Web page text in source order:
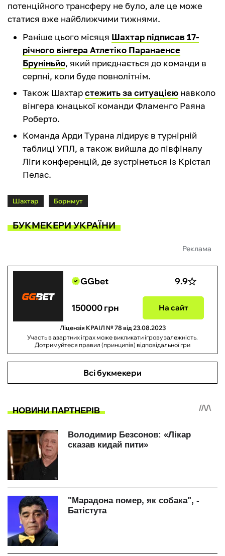
потенційного трансферу не було, але це може
статися вже найближчими тижнями.
Раніше цього місяця Шахтар підписав 17-
річного вінгера Атлетіко Паранаенсе
Бруніньйо, який приєднається до команди в
серпні, коли буде повнолітнім.
Також Шахтарстежить за ситуацією навколо
вінгера юнацької команди Фламенго Раяна
Роберто.
Команда Арди Турана лідирує в турнірній
таблиці УПЛ, а також вийшла до півфіналу
Ліги конференцій, де зустрінеться із Крістал
Пелас.
Шахтар Борнмут
БУКМЕКЕРИ УКРАЇНИ
Реклама
GGbet 9.9
150000 грн На сайт
Ліцензія КРАІЛ № 78 від 23.08.2023
Участь в азартних іграх може викликати ігрову залежність.
Дотримуйтеся правил (принципів) відповідальної гри
Всі букмекери